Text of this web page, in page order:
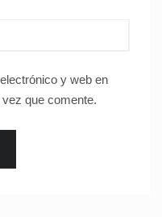
y web en
que comente.